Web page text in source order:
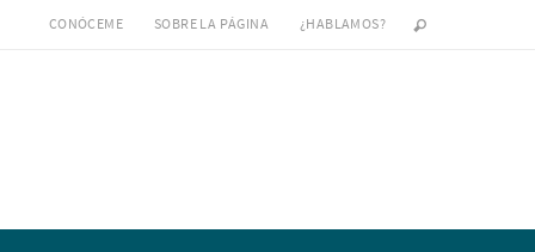
CONÓCEME SOBRE LA PÁGINA ¿HABLAMOS?